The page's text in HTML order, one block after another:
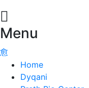
Menu
Home
Dyqani